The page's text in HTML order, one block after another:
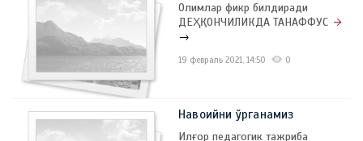
Олимлар фикр билдиради
ДЕҲҚОНЧИЛИКДА ТАНАФФУС
→
19 февраль 2021, 14:50 0
Навоийни ўрганамиз
Илғор педагогик тажриба